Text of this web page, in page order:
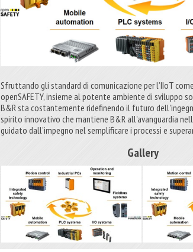
Sfruttando gli standard di comunicazione per l’IIoT come
openSAFETY, insieme al potente ambiente di sviluppo
B&R sta costantemente ridefinendo il futuro
spirito innovativo che mantiene B&R all'avanguardia
guidato dall’impegno nel semplificare i processi e
Gallery